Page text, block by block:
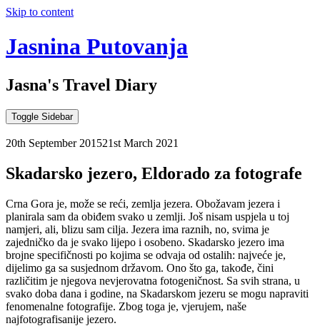
Skip to content
Jasnina Putovanja
Jasna's Travel Diary
Toggle Sidebar
20th September 201521st March 2021
Skadarsko jezero, Eldorado za fotografe
Crna Gora je, može se reći, zemlja jezera. Obožavam jezera i
planirala sam da obiđem svako u zemlji. Još nisam uspjela u toj
namjeri, ali, blizu sam cilja. Jezera ima raznih, no, svima je
zajedničko da je svako lijepo i osobeno. Skadarsko jezero ima
brojne specifičnosti po kojima se odvaja od ostalih: najveće je,
dijelimo ga sa susjednom državom. Ono što ga, takođe, čini
različitim je njegova nevjerovatna fotogeničnost. Sa svih strana, u
svako doba dana i godine, na Skadarskom jezeru se mogu napraviti
fenomenalne fotografije. Zbog toga je, vjerujem, naše
najfotografisanije jezero.